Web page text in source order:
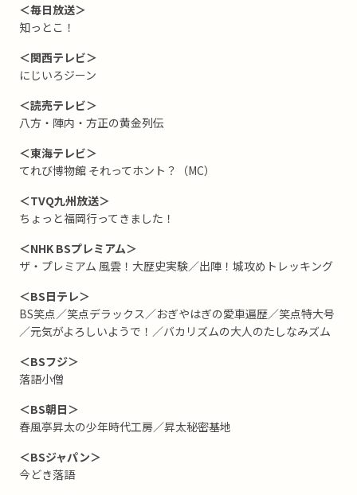
＜毎日放送＞
知っとこ！
＜関西テレビ＞
にじいろジーン
＜読売テレビ＞
八方・陣内・方正の黄金列伝
＜東海テレビ＞
てれび博物館 それってホント？（MC）
＜TVQ九州放送＞
ちょっと福岡行ってきました！
＜NHK BSプレミアム＞
ザ・プレミアム 風雲！大歴史実験／出陣！城攻めトレッキング
＜BS日テレ＞
BS笑点／笑点デラックス／おぎやはぎの愛車遍歴／笑点特大号
／元気がよろしいようで！／バカリズムの大人のたしなみズム
＜BSフジ＞
落語小僧
＜BS朝日＞
春風亭昇太の少年時代工房／昇太秘密基地
＜BSジャパン＞
今どき落語